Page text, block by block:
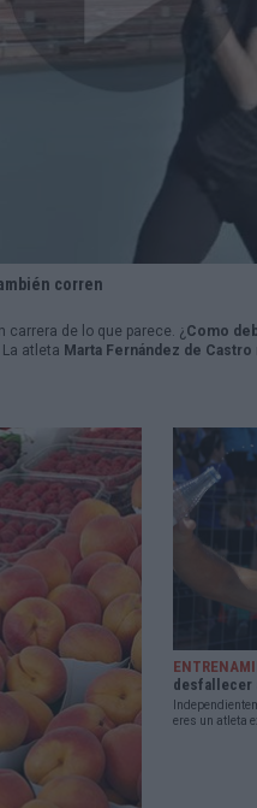
corren
de lo que parece. ¿ Como
atleta Marta Fernández de Castro
desfallecer
eres un atleta